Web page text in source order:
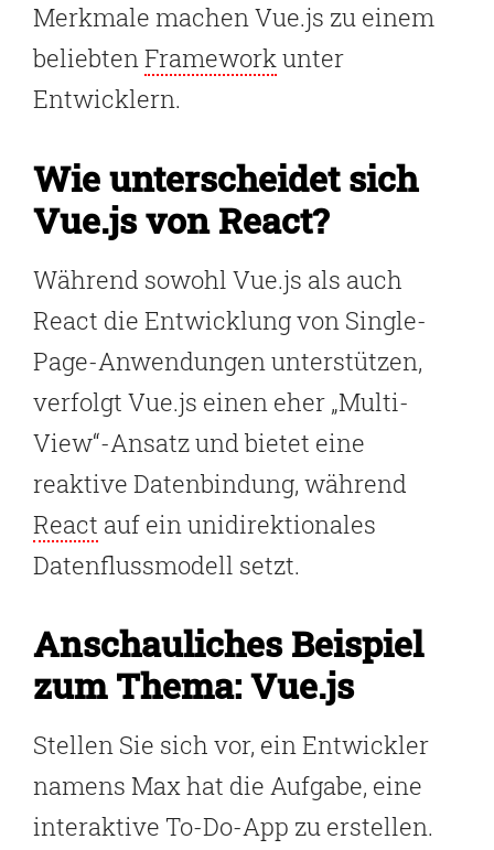
Merkmale machen Vue.js zu einem
beliebtenFrameworkunter
Entwicklern.
Wie unterscheidet sich
Vue.js von React?
Während sowohl Vue.js als auch
React die Entwicklung von Single-
Page-Anwendungen unterstützen,
verfolgt Vue.js einen eher „Multi-
View“-Ansatz und bietet eine
reaktive Datenbindung, während
React auf ein unidirektionales
Datenflussmodell setzt.
Anschauliches Beispiel
zum Thema: Vue.js
Stellen Sie sich vor, ein Entwickler
namens Max hat die Aufgabe, eine
interaktive To-Do-App zu erstellen.